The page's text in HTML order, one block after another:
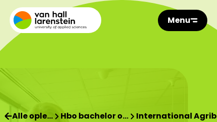
Menu
Alle ople… Hbo bachelor o… International